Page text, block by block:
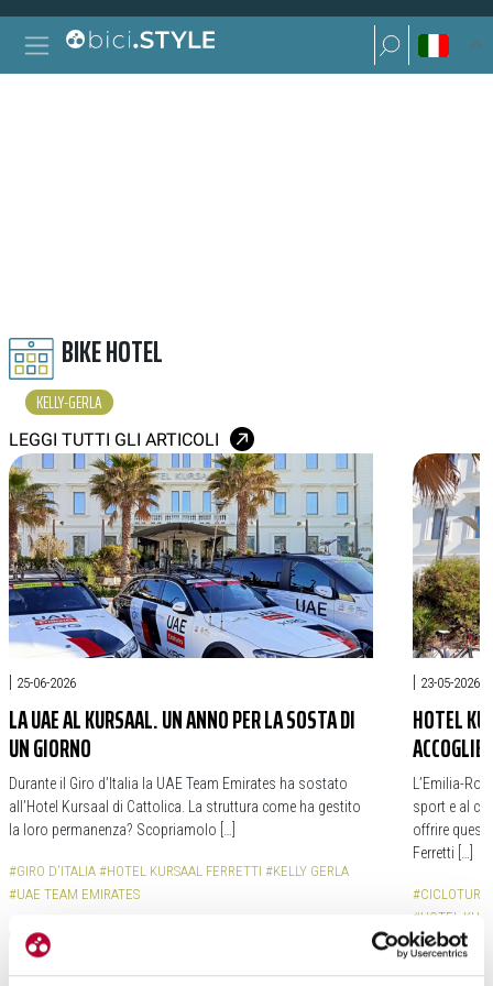
Vai al contenuto
Navigazione principale
Ricerca per:
Ricerca per:
BIKE HOTEL
KELLY-GERLA
LEGGI TUTTI GLI ARTICOLI
| 25-06-2026
LA UAE AL KURSAAL. UN ANNO PER LA SOSTA DI
UN GIORNO
Durante il Giro d’Italia la UAE Team Emirates ha sostato
all’Hotel Kursaal di Cattolica. La struttura come ha gestito
la loro permanenza? Scopriamolo […]
#GIRO D'ITALIA #HOTEL KURSAAL FERRETTI #KELLY GERLA
#UAE TEAM EMIRATES
| 23-05-2026
HOTEL
L’Emilia-
sport e al
offrire
Ferretti […]
#HOTEL